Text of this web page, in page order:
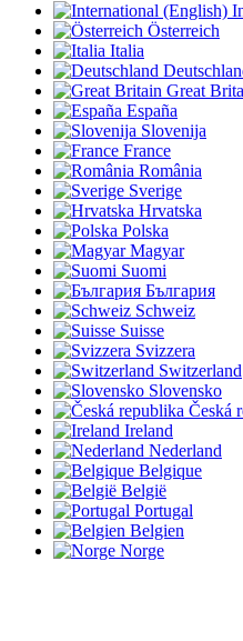
Österreich
Italia
Great
España
Slovenija
France
România
Sverige
Hrvatska
Polska
Magyar
Suomi
България
Schweiz
Suisse
Svizzera
Switzerland
Slovensko
Česká
Ireland
Nederland
Belgique
België
Portugal
Belgien
Norge